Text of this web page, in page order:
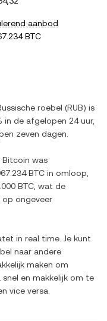
aanbod
BTC
roebel (RUB) is
in de afgelopen 24 uur,
zeven dagen.
Bitcoin was
BTC in omloop,
BTC , wat de
ongeveer
in real time. Je kunt
naar andere
maken om
en makkelijk om te
vice versa.